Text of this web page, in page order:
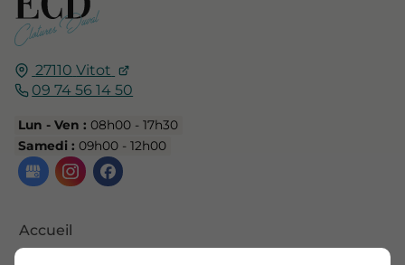
27110 Vitot
09 74 56 14 50
Lun - Ven : 08h00 - 17h30
Samedi : 09h00 - 12h00
Accueil